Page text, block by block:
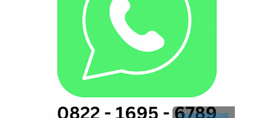
www.elmobsub.com